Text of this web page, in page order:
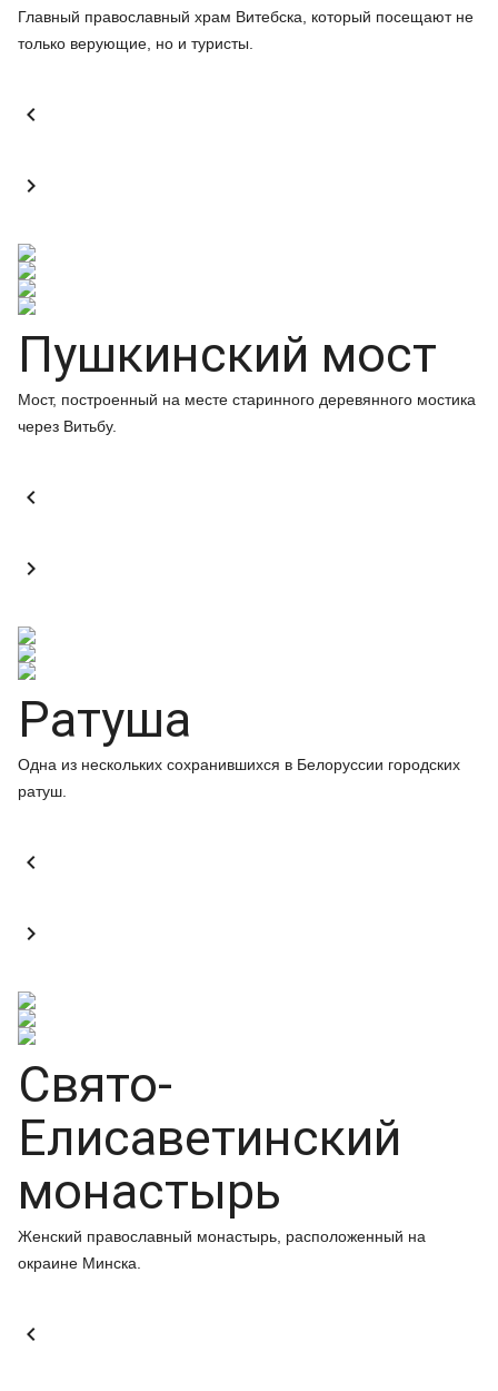
Главный православный храм Витебска, который посещают не
только верующие, но и туристы.


Пушкинский мост
Мост, построенный на месте старинного деревянного мостика
через Витьбу.


Ратуша
Одна из нескольких сохранившихся в Белоруссии городских
ратуш.


Свято-
Елисаветинский
монастырь
Женский православный монастырь, расположенный на
окраине Минска.
